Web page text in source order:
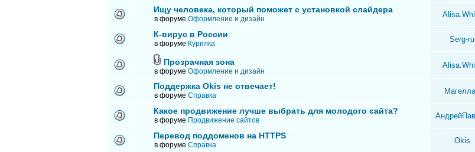
Ищу человека, который поможет с установкой слайдера
в форуме Оформление и дизайн
К-вирус в России
в форуме Курилка Serg-ru
Прозрачная зона
в форуме Оформление и дизайн
Поддержка Okis не отвечает!
в форуме Справка
Какое продвижение лучше выбрать для молодого сайта?
в форуме Продвижение сайтов
Перевод поддоменов на HTTPS
в форуме Справка Okis